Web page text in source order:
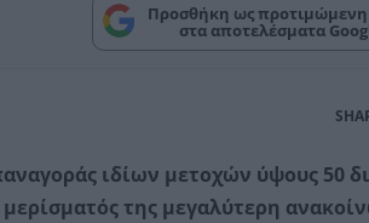
Προσθήκη ως
στα αποτελέσματα
ιδίων μετοχών ύψους 50
μερίσματός της μεγαλύτερη